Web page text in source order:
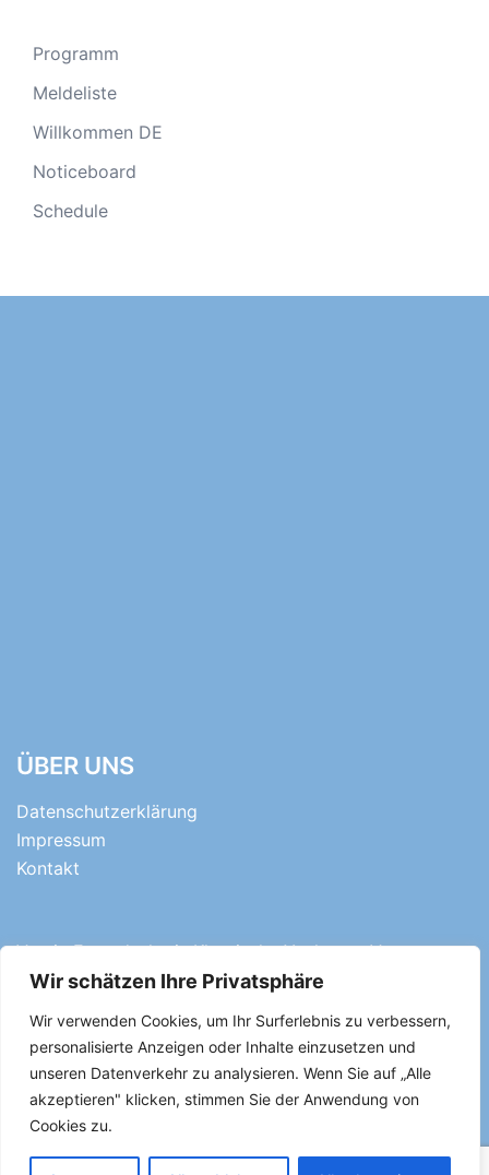
Wir schätzen Ihre Privatsphäre
Wir verwenden Cookies, um Ihr Surferlebnis zu verbessern,
personalisierte Anzeigen oder Inhalte einzusetzen und
unseren Datenverkehr zu analysieren. Wenn Sie auf „Alle
akzeptieren" klicken, stimmen Sie der Anwendung von
Cookies zu.
Programm
Meldeliste
Willkommen DE
Noticeboard
Schedule
ÜBER UNS
Datenschutzerklärung
Impressum
Kontakt
Verein Freundeskreis Klassische Yachten e.V.
Kanalstr. 46 - 24159 Kiel
info[at]fky.org